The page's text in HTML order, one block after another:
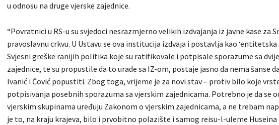
u odnosu na druge vjerske zajednice.
“Povratnici u RS-u su svjedoci nesrazmjerno velikih izdvajanja iz javne kase za
pravoslavnu crkvu. U Ustavu se ova institucija izdvaja i postavlja kao ‘entitetska
Svjesni greške ranijih politika koje su ratifikovale i potpisale sporazume sa
zajednice, te su propustile da to urade sa IZ-om, postaje jasno da nema šanse
Ivanić i Čović popustiti. Zbog toga, vrijeme je za novi stav – protiv bilo koje
potpisivanja posebnih sporazuma sa vjerskim zajednicama. Potrebno je da se
vjerskim skupinama uređuju Zakonom o vjerskim zajednicama, a ne trebam
je to, na kraju krajeva, bilo i prvobitno polazište i samog reisu-l-uleme Huseina